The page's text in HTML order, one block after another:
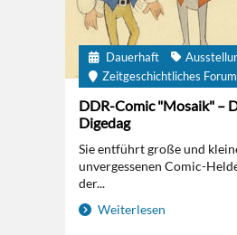
Dauerhaft
Zeitgeschichtliches Forum
DDR-Comic "Mosaik" –
Digedag
Sie entführt große und
unvergessenen Comic-
der...
Weiterlesen